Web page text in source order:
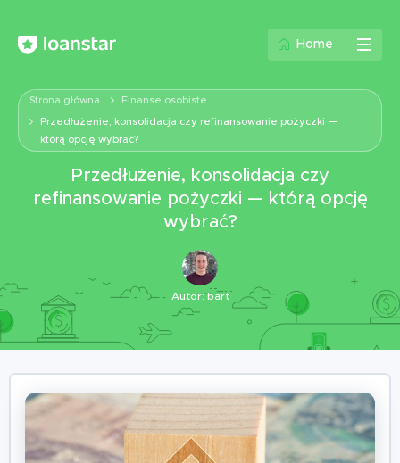
Home
Strona główna Finanse osobiste
Przedłużenie, konsolidacja czy refinansowanie pożyczki —
którą opcję wybrać?
Przedłużenie, konsolidacja czy
refinansowanie pożyczki — którą opcję
wybrać?
Autor:bart